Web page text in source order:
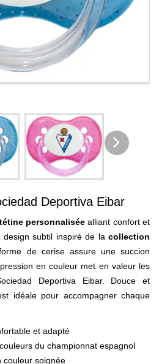
Deportiva Eibar
tétine personnalisée alliant confort et
subtil inspiré de la collection
de cerise assure une succion
en couleur met en valeur les
Deportiva Eibar. Douce et
idéale pour accompagner chaque
et adapté
du championnat espagnol
couleur soignée